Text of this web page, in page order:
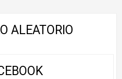
ALEATORIO